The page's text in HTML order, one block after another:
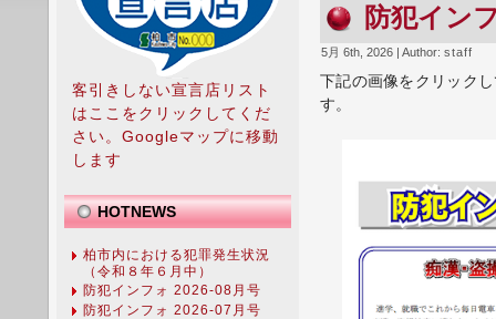
客引きしない宣言店リスト
はここをクリックしてくだ
さい。Googleマップに移動
します
HOTNEWS
柏市内における犯罪発生状況
（令和８年６月中）
防犯インフォ 2026-08月号
防犯インフォ 2026-07月号
防犯イン
5月 6th, 2026 | Author: staff
下記の画像をクリック
す。